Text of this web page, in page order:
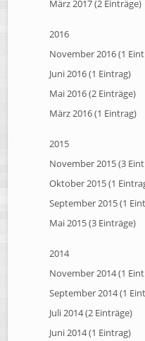
März 2017 (2 Einträge)
2016
November 2016 (1
Juni 2016 (1 Eintrag)
Mai 2016 (2 Einträge)
März 2016 (1 Eintrag)
2015
November 2015 (3
Oktober 2015 (1
September 2015 (1
Mai 2015 (3 Einträge)
2014
November 2014 (1
September 2014 (1
Juli 2014 (2 Einträge)
Juni 2014 (1 Eintrag)